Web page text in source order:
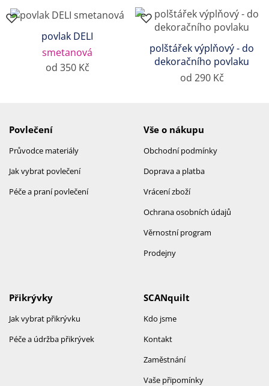
povlak DELI
smetanová
od 350 Kč
polštářek výplňový - do
dekoračního povlaku
od 290 Kč
Povlečení
Průvodce materiály
Jak vybrat povlečení
Péče a praní povlečení
Vše o nákupu
Obchodní podmínky
Doprava a platba
Vrácení zboží
Ochrana osobních údajů
Věrnostní program
Prodejny
SCANquilt
Kdo jsme
Kontakt
Zaměstnání
Vaše připomínky
Přikrývky
Jak vybrat přikrývku
Péče a údržba přikrývek